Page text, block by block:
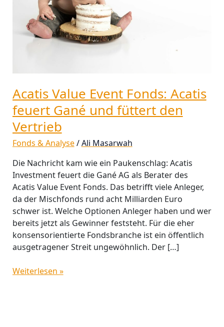
Acatis Value Event Fonds: Acatis
feuert Gané und füttert den
Vertrieb
Fonds & Analyse/Ali Masarwah
Die Nachricht kam wie ein Paukenschlag: Acatis
Investment feuert die Gané AG als Berater des
Acatis Value Event Fonds. Das betrifft viele Anleger,
da der Mischfonds rund acht Milliarden Euro
schwer ist. Welche Optionen Anleger haben und wer
bereits jetzt als Gewinner feststeht. Für die eher
konsensorientierte Fondsbranche ist ein öffentlich
ausgetragener Streit ungewöhnlich. Der […]
füttert
Weiterlesen »